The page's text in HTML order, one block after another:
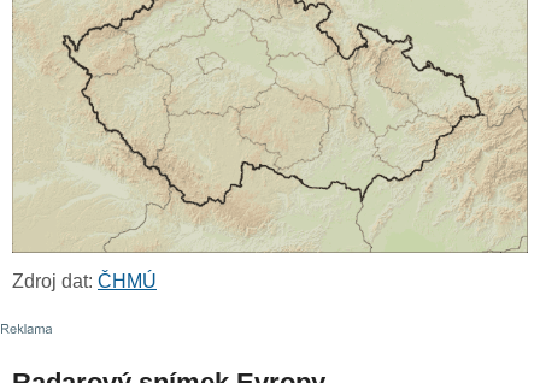
Zdroj dat: ČHMÚ